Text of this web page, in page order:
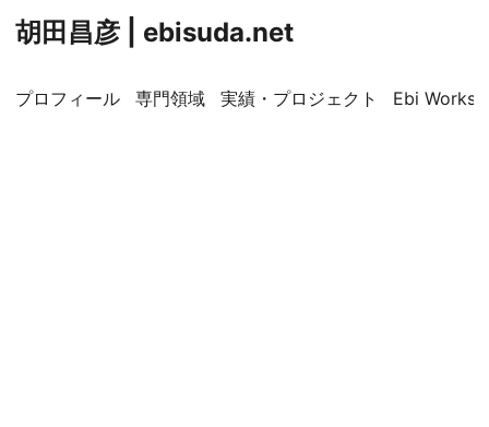
胡田昌彦 | ebisuda.net
プロフィール 専門領域 実績・プロジェクト Ebi